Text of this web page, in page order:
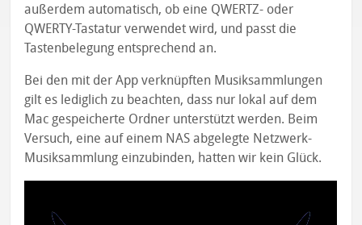
außerdem automatisch, ob eine QWERTZ- oder
QWERTY-Tastatur verwendet wird, und passt die
Tastenbelegung entsprechend an.
Bei den mit der App verknüpften Musiksammlungen
gilt es lediglich zu beachten, dass nur lokal auf dem
Mac gespeicherte Ordner unterstützt werden. Beim
Versuch, eine auf einem NAS abgelegte Netzwerk-
Musiksammlung einzubinden, hatten wir kein Glück.